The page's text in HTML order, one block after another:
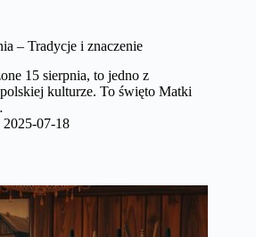
– Tradycje i znaczenie
15 sierpnia, to jedno z
kulturze. To święto Matki
2025-07-18